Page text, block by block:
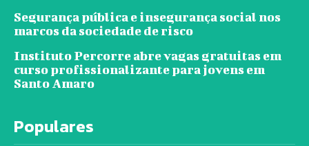
Segurança pública e insegurança social nos
marcos da sociedade de risco
Instituto Percorre abre vagas gratuitas em
curso profissionalizante para jovens em
Santo Amaro
Populares